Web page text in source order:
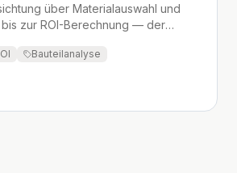
über Materialauswahl und
zur ROI-Berechnung — der
Bauteilanalyse